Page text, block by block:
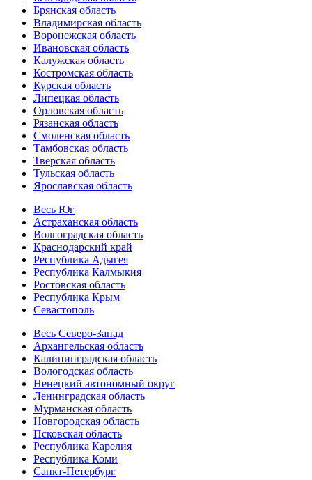
Брянская область
Владимирская область
Воронежская область
Ивановская область
Калужская область
Костромская область
Курская область
Липецкая область
Орловская область
Рязанская область
Смоленская область
Тамбовская область
Тверская область
Тульская область
Ярославская область
Весь Юг
Астраханская область
Волгоградская область
Краснодарский край
Республика Адыгея
Республика Калмыкия
Ростовская область
Республика Крым
Севастополь
Весь Северо-Запад
Архангельская область
Калининградская область
Вологодская область
Ненецкий автономный округ
Ленинградская область
Мурманская область
Новгородская область
Псковская область
Республика Карелия
Республика Коми
Санкт-Петербург